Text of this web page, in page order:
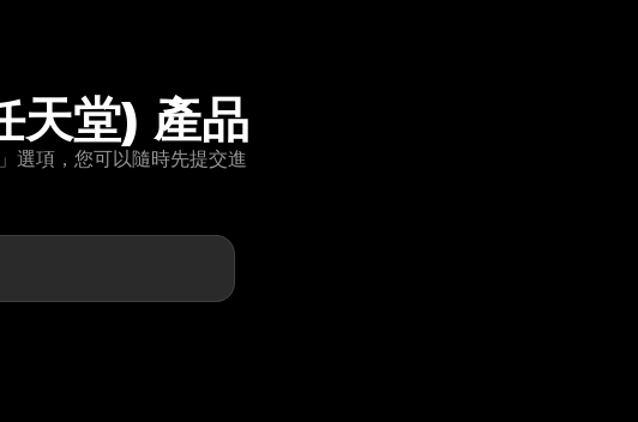
天堂) 產品
選項，您可以隨時先提交進